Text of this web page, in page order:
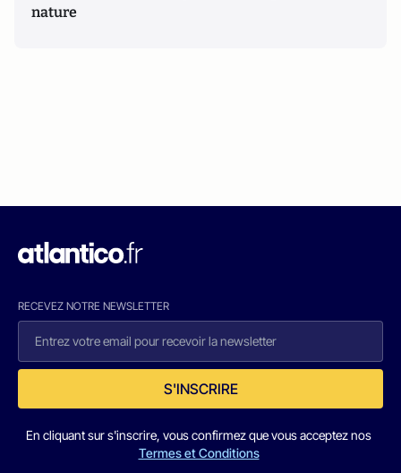
nature
RECEVEZ NOTRE NEWSLETTER
S'INSCRIRE
En cliquant sur s'inscrire, vous confirmez que vous acceptez nos
Termes et Conditions